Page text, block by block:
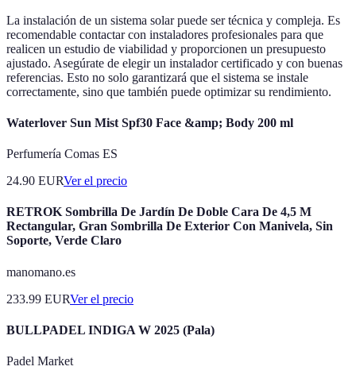
La instalación de un sistema solar puede ser técnica y compleja. Es
recomendable contactar con instaladores profesionales para que
realicen un estudio de viabilidad y proporcionen un presupuesto
ajustado. Asegúrate de elegir un instalador certificado y con buenas
referencias. Esto no solo garantizará que el sistema se instale
correctamente, sino que también puede optimizar su rendimiento.
Waterlover Sun Mist Spf30 Face &amp; Body 200 ml
Perfumería Comas ES
24.90 EURVer el precio
RETROK Sombrilla De Jardín De Doble Cara De 4,5 M
Rectangular, Gran Sombrilla De Exterior Con Manivela, Sin
Soporte, Verde Claro
manomano.es
233.99 EURVer el precio
BULLPADEL INDIGA W 2025 (Pala)
Padel Market